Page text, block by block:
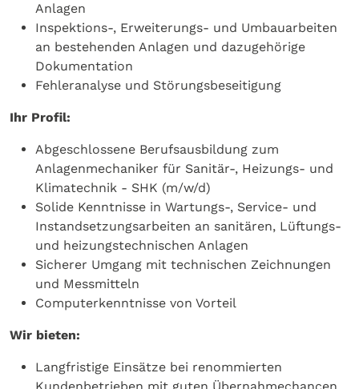
Anlagen
Inspektions-, Erweiterungs- und Umbauarbeiten
an bestehenden Anlagen und dazugehörige
Dokumentation
Fehleranalyse und Störungsbeseitigung
Ihr Profil:
Abgeschlossene Berufsausbildung zum
Anlagenmechaniker für Sanitär-, Heizungs- und
Klimatechnik - SHK (m/w/d)
Solide Kenntnisse in Wartungs-, Service- und
Instandsetzungsarbeiten an sanitären, Lüftungs-
und heizungstechnischen Anlagen
Sicherer Umgang mit technischen Zeichnungen
und Messmitteln
Computerkenntnisse von Vorteil
Wir bieten:
Langfristige Einsätze bei renommierten